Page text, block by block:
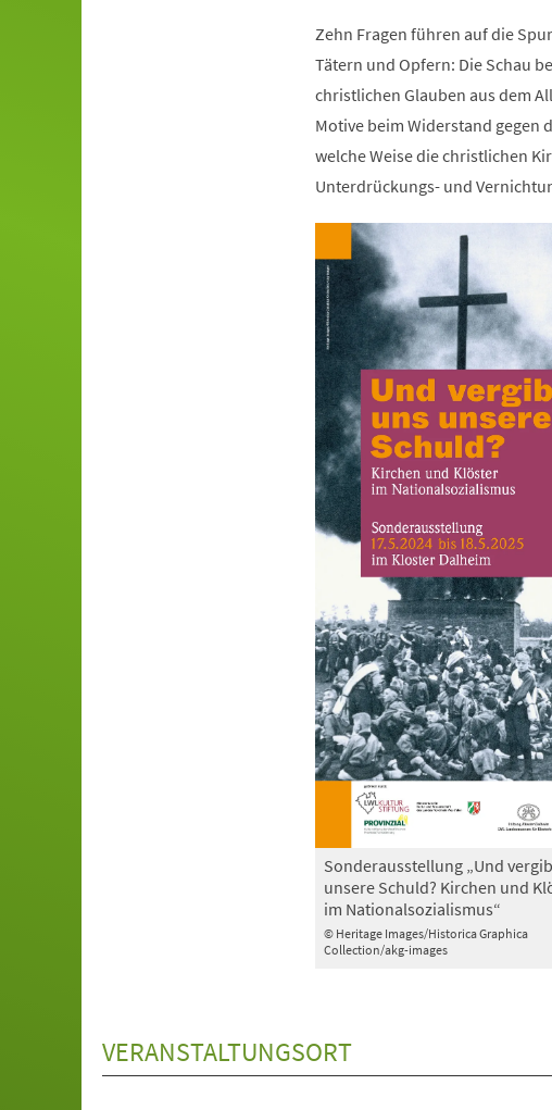
Zehn Fragen führen auf die
Tätern und Opfern: Die Schau
christlichen Glauben aus dem
Motive beim Widerstand gegen
welche Weise die christlichen
Unterdrückungs- und
© Heritage Images/Historica Graphica
Collection/akg-images
Sonderausstellung „Und
unsere Schuld? Kirchen und
im Nationalsozialismus“
VERANSTALTUNGSORT